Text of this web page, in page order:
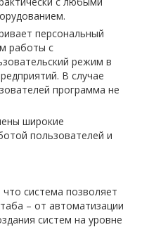
персональный
работы с
режим в
В случае
программа не
широкие
пользователей и
система позволяет
– от автоматизации
систем на уровне